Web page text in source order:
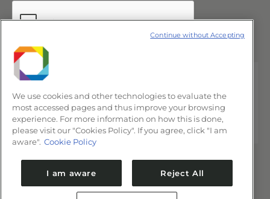
We use cookies and other technologies to evaluate the
most accessed pages and thus improve your browsing
experience. For more information on how this is done,
please visit our "Cookies Policy". If you agree, click "I am
aware". Cookie Policy
I am aware Reject All
Continue without Accepting